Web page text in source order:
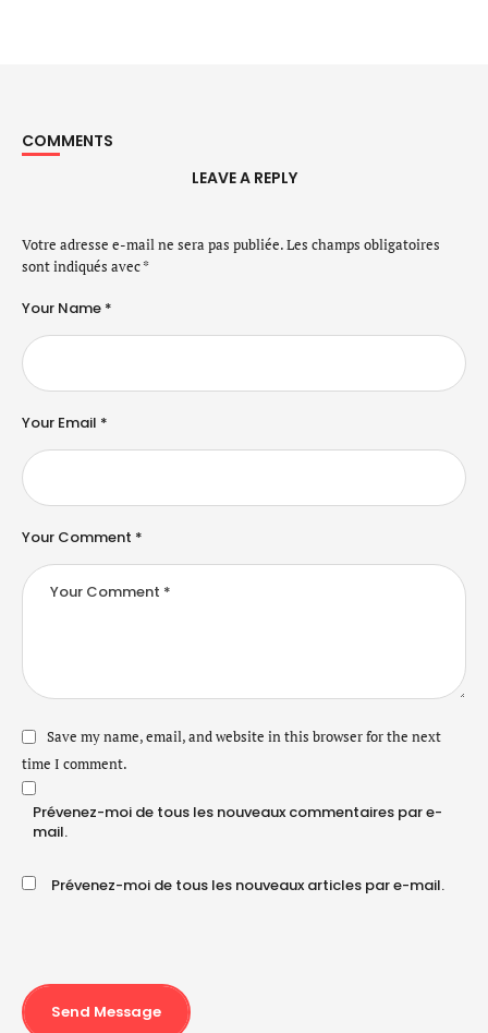
COMMENTS
LEAVE A REPLY
Votre adresse e-mail ne sera pas publiée.Les champs obligatoires
sont indiqués avec*
Your Comment *
Your Name *
Your Email *
Save my name, email, and website in this browser for the next
time I comment.
Prévenez-moi de tous les nouveaux commentaires par e-
mail.
Prévenez-moi de tous les nouveaux articles par e-mail.
Send Message